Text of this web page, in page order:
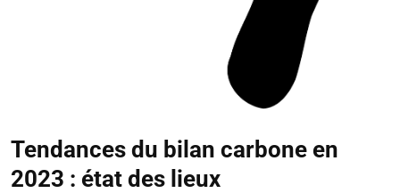
Tendances du bilan carbone en
2023 : état des lieux